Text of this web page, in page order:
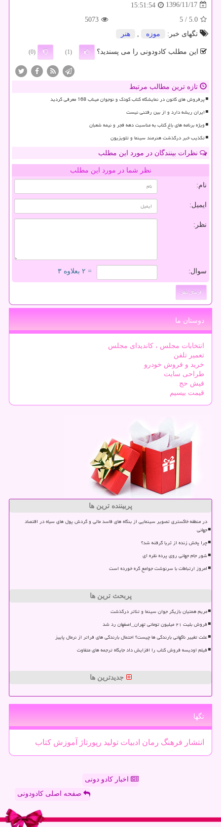
1396/11/17
15:51:54
5.0
/ 5
5073
تگهای خبر:
موزه هنر
این مطلب کادودونی را می پسندید؟ (1)
(0)
تازه ترین مطالب مرتبط
پرفروش های کانون در نمایشگاه کتاب کودک و نوجوان میناب 168 معرفی گردید
ایران ریشه دارد و از بین رفتنی نیست
ویژه برنامه های باغ کتاب به مناسبت دهه فجر و نیمه شعبان
تکذیب خبر درگذشت هنرمند سینما و تلویزیون
نظرات بینندگان در مورد این مطلب
نظر شما در مورد این مطلب
نام:
ایمیل:
نظر:
سوال: = ۲ بعلاوه ۳
دوستان ما
انتخابات مجلس ، کاندیدای مجلس
تعمیر تلفن
خرید و فروش خودرو
طراحی سایت
فیش حج
قیمت بیسیم
پربیننده ترین ها
در منطقه خاکستری تصویر سینمایی از بنگاه های فاسد مالی و گردش پول های سیاه در اقتصاد
جهانی
چرا پخش زنده از ثریا گرفته شد؟
شور جام جهانی روی پرده نقره ای
امروز ارتباطات با سرنوشت جوامع گره خورده است
پربحث ترین ها
مریم همتیان بازیگر جوان سینما و تئاتر درگذشت
فروش بلیت ۲۱ میلیون تومانی تهران_اصفهان رد شد
علت تغییر ناگهانی بارندگی ها چیست؟ احتمال بارندگی های فراتر از نرمال پاییز
فیلم اودیسه فروش کتاب را افزایش داد جایگاه ترجمه های متفاوت
جدیدترین ها
تگها
انتشار فرهنگ رمان ادبیات تولید رپورتاژ آموزش كتاب
اخبار کادو دونی
صفحه اصلی کادودونی